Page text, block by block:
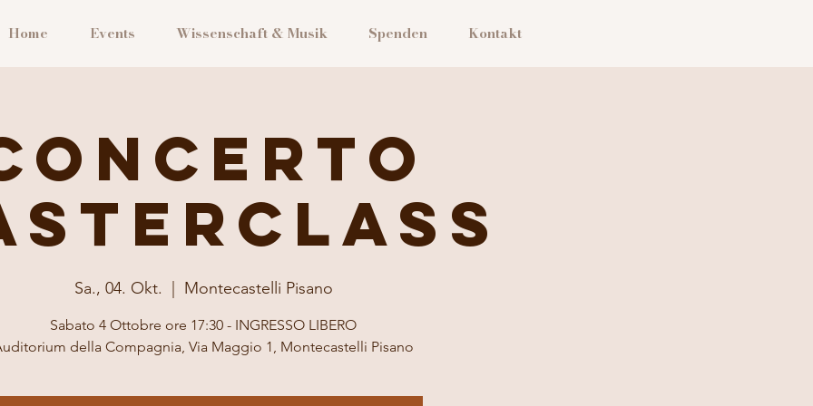
Home Events Wissenschaft & Musik Spenden Kontakt
Sa., 04. Okt. Montecastelli Pisano
Sabato 4 Ottobre ore 17:30 - INGRESSO LIBERO
della Compagnia, Via Maggio 1, Montecastelli Pisano